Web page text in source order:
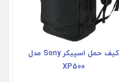
کیف حمل اسپیکر Sony مدل
XP500